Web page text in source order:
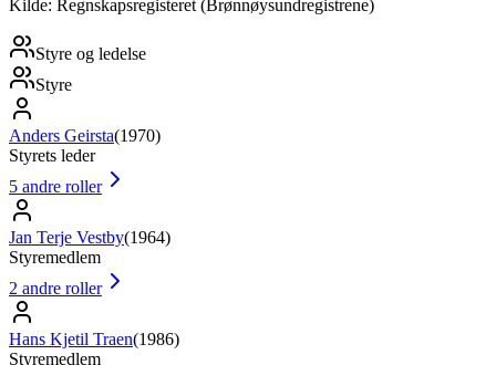
Kilde: Regnskapsregisteret (Brønnøysundregistrene)
Styre og ledelse
Styre
Anders Geirsta(1970)
Styrets leder
5 andre roller
Jan Terje Vestby(1964)
Styremedlem
2 andre roller
Hans Kjetil Traen(1986)
Styremedlem